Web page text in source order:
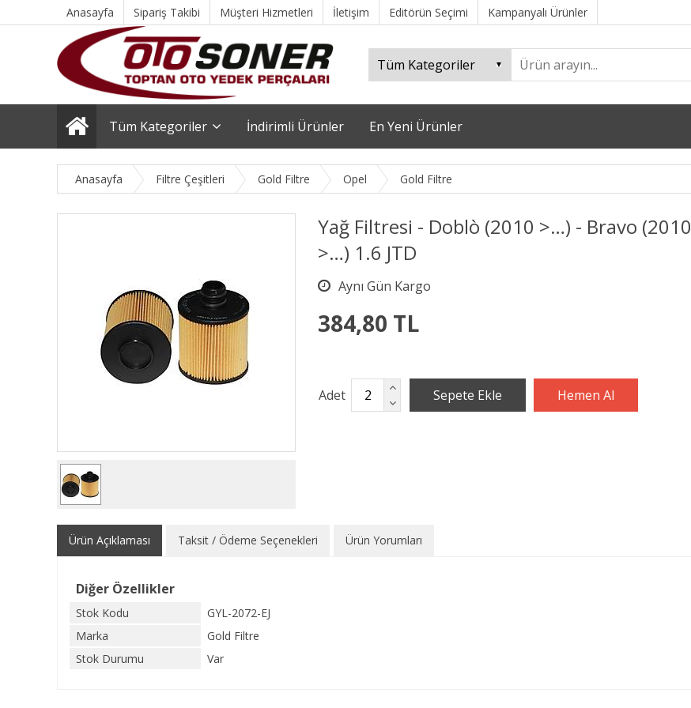
Anasayfa Sipariş Takibi Müşteri Hizmetleri İletişim Editörün Seçimi Kampanyalı Ürünler
Tüm Kategoriler İndirimli Ürünler En Yeni Ürünler
Anasayfa Filtre Çeşitleri Gold Filtre Opel Gold Filtre
Yağ Filtresi - Doblò (2010 >…) - Bravo (2010
>…) 1.6 JTD
384,80 TL
Adet
Ürün Açıklaması Taksit / Ödeme Seçenekleri Ürün Yorumları
Diğer Özellikler
Stok Kodu
GYL-2072-EJ
Marka
Gold Filtre
Stok Durumu
Var